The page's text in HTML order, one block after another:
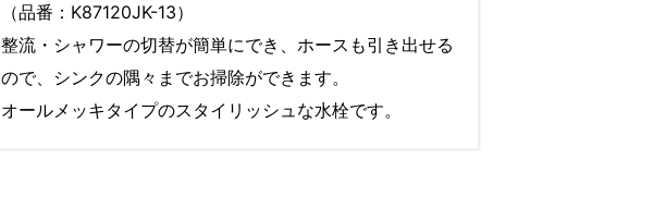
（品番：K87120JK-13）
整流・シャワーの切替が簡単にでき、ホースも引き出せる
ので、シンクの隅々までお掃除ができます。
オールメッキタイプのスタイリッシュな水栓です。